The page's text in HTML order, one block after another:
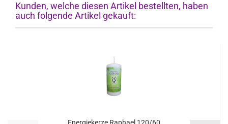
Kunden, welche diesen Artikel bestellten, haben
auch folgende Artikel gekauft: